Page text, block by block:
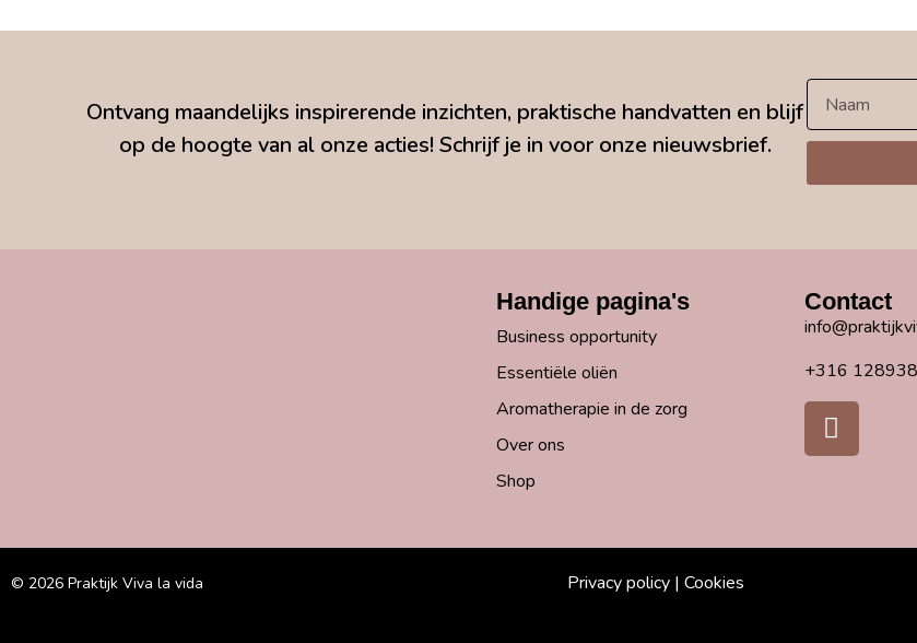
Ontvang maandelijks inspirerende inzichten, praktische handvatten en blijf
op de hoogte van al onze acties! Schrijf je in voor onze nieuwsbrief.
Handige pagina's
Business opportunity
Essentiële oliën
Aromatherapie in de zorg
Over ons
Shop
Contact
+316
© 2026 Praktijk Viva la vida Privacy policy | Cookies